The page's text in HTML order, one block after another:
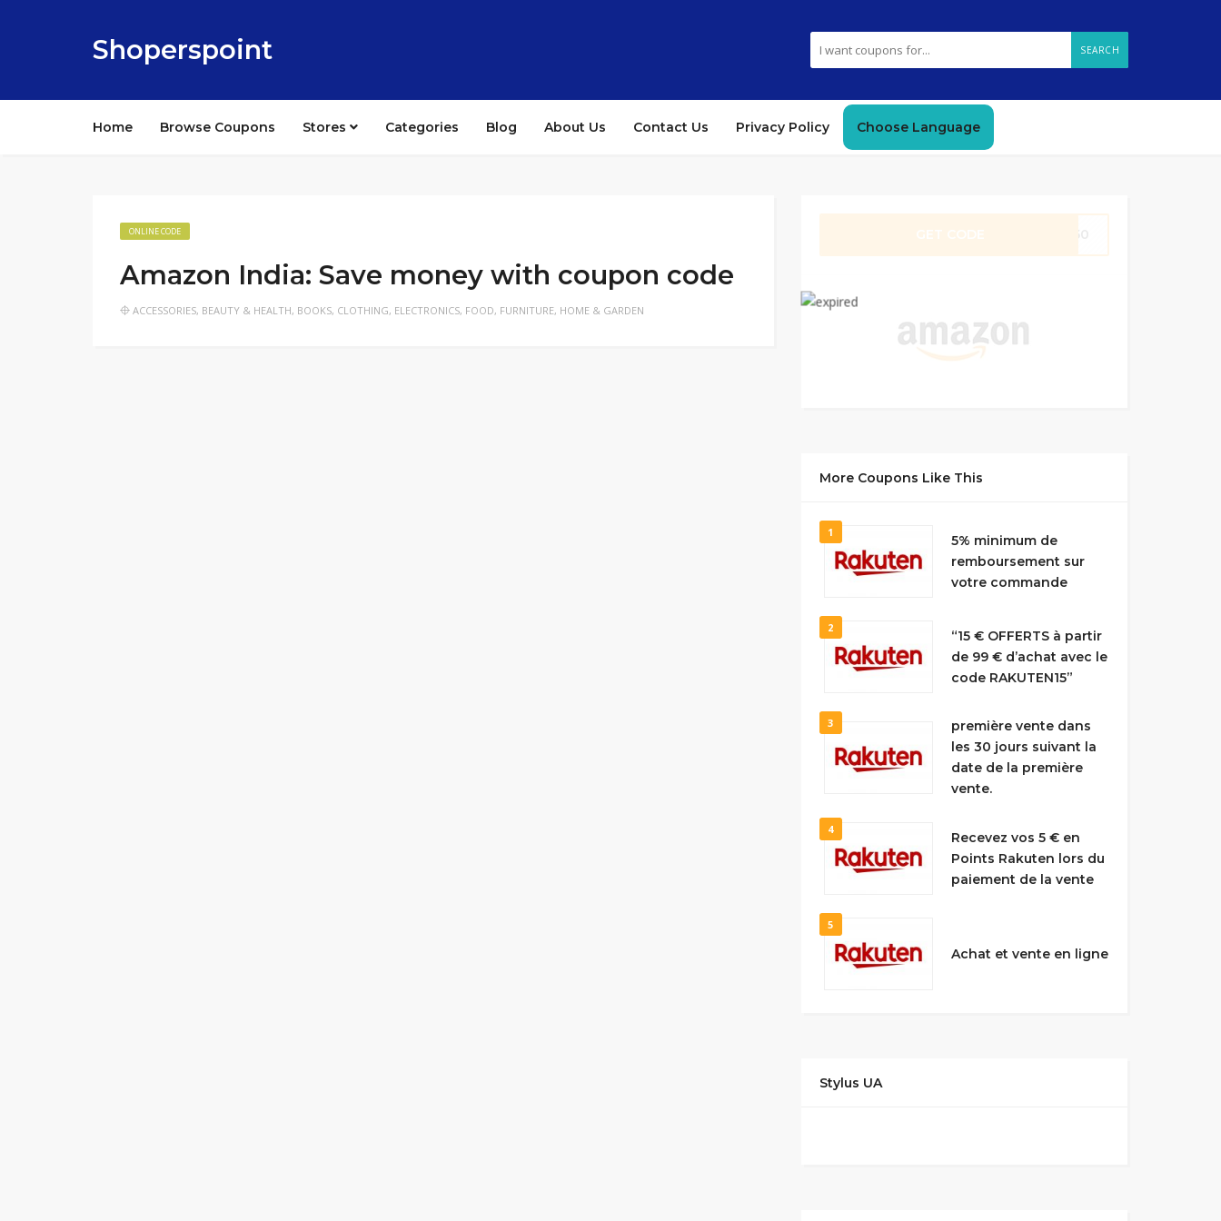
Shoperspoint SEARCH
Home Browse Coupons Stores Categories Blog About Us Contact Us Privacy Policy Choose Language
ONLINE CODE
Amazon India: Save money with coupon code
ACCESSORIES, BEAUTY & HEALTH, BOOKS, CLOTHING, ELECTRONICS, FOOD, FURNITURE, HOME & GARDEN
More Coupons Like This
1
5% minimum de
remboursement sur
votre commande
2
“15 € OFFERTS à partir
de 99 € d’achat avec le
code RAKUTEN15”
3
première vente dans
les 30 jours suivant la
date de la première
vente.
4
Recevez vos 5 € en
Points Rakuten lors du
paiement de la vente
5
Achat et vente en ligne
Stylus UA